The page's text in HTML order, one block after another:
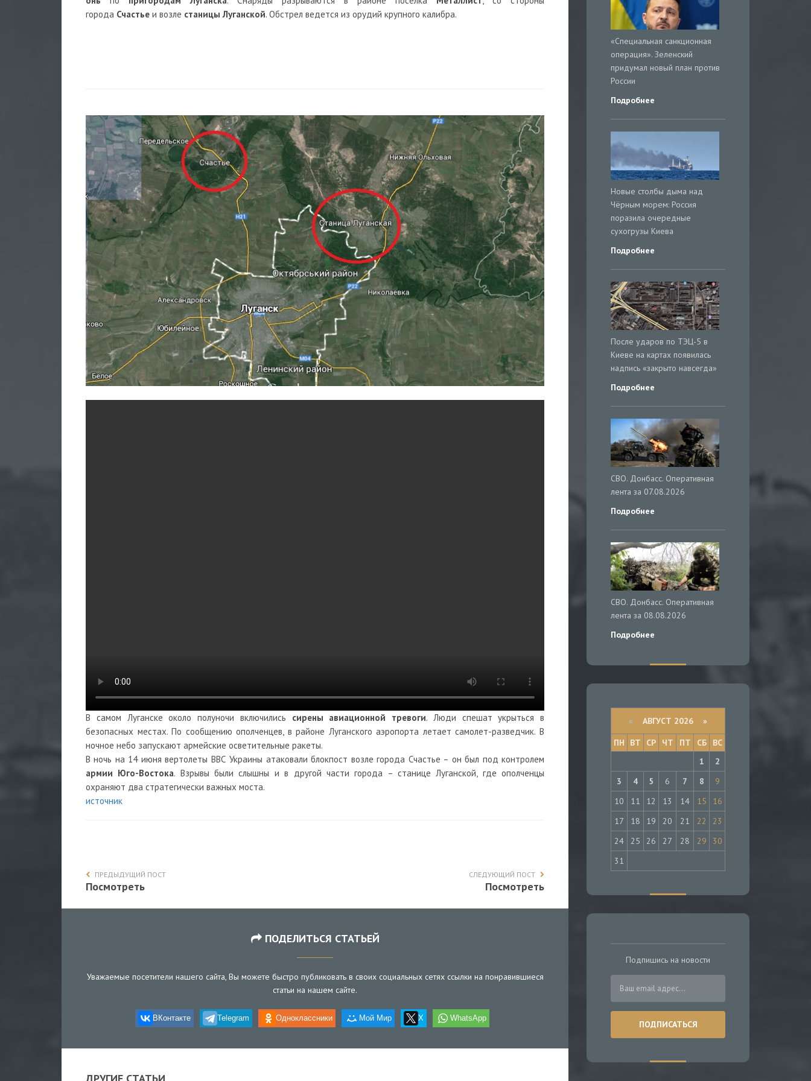
города Счастье и возле станицы Луганской. Обстрел ведется из орудий крупного калибра.
В самом Луганске около полуночи включились сирены авиационной тревоги. Люди спешат укрыться в
безопасных местах. По сообщению ополченцев, в районе Луганского аэропорта летает самолет-разведчик. В
ночное небо запускают армейские осветительные ракеты.
В ночь на 14 июня вертолеты ВВС Украины атаковали блокпост возле города Счастье – он был под контролем
армии Юго-Востока. Взрывы были слышны и в другой части города – станице Луганской, где ополченцы
охраняют два стратегически важных моста.
источник
ПРЕДЫДУЩИЙ ПОСТ
Посмотреть
СЛЕДУЮЩИЙ ПОСТ
Посмотреть
ПОДЕЛИТЬСЯ СТАТЬЕЙ
Уважаемые посетители нашего сайта, Вы можете быстро публиковать в своих социальных сетях ссылки на понравившиеся
статьи на нашем сайте.
ВКонтакте Telegram Одноклассники Мой Мир X WhatsApp
«Специальная санкционная
операция». Зеленский
придумал новый план против
России
Подробнее
Новые столбы дыма над
Чёрным морем: Россия
поразила очередные
сухогрузы Киева
Подробнее
После ударов по ТЭЦ-5 в
Киеве на картах появилась
надпись «закрыто навсегда»
Подробнее
СВО. Донбасс. Оперативная
лента за 07.08.2026
Подробнее
СВО. Донбасс. Оперативная
лента за 08.08.2026
Подробнее
« АВГУСТ 2026 »
ПН
ВТ СР ЧТ ПТ СБ
ВС
1
2
3
4 5 6 7 8
9
10
11 12 13 14 15
16
17
18 19 20 21 22
23
24
25 26 27 28 29
30
31
Подпишись на новости